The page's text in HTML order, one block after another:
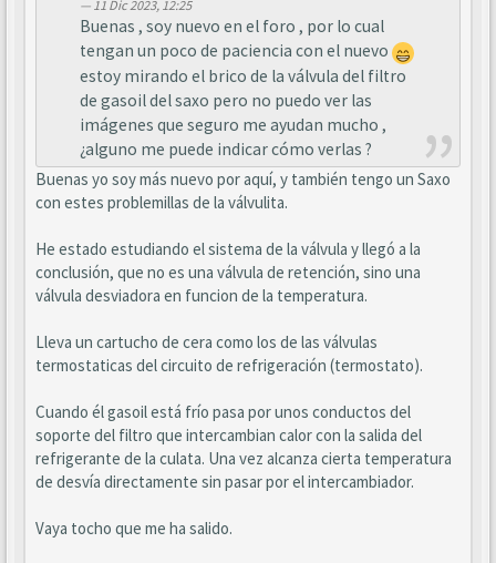
11 Dic 2023, 12:25
Buenas , soy nuevo en el foro , por lo cual
tengan un poco de paciencia con el nuevo
estoy mirando el brico de la válvula del filtro
de gasoil del saxo pero no puedo ver las
imágenes que seguro me ayudan mucho ,
¿alguno me puede indicar cómo verlas ?
Buenas yo soy más nuevo por aquí, y también tengo un Saxo
con estes problemillas de la válvulita.
He estado estudiando el sistema de la válvula y llegó a la
conclusión, que no es una válvula de retención, sino una
válvula desviadora en funcion de la temperatura.
Lleva un cartucho de cera como los de las válvulas
termostaticas del circuito de refrigeración (termostato).
Cuando él gasoil está frío pasa por unos conductos del
soporte del filtro que intercambian calor con la salida del
refrigerante de la culata. Una vez alcanza cierta temperatura
de desvía directamente sin pasar por el intercambiador.
Vaya tocho que me ha salido.